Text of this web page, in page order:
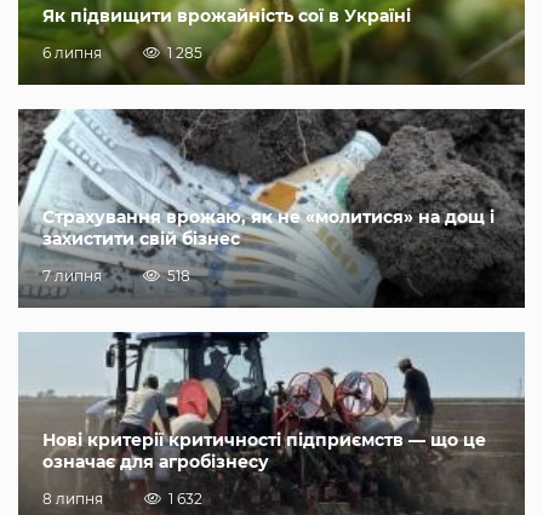
Як підвищити врожайність сої в Україні
6 липня 1 285
Страхування врожаю, як не «молитися» на дощ і
захистити свій бізнес
7 липня 518
Нові критерії критичності підприємств — що це
означає для агробізнесу
8 липня 1 632